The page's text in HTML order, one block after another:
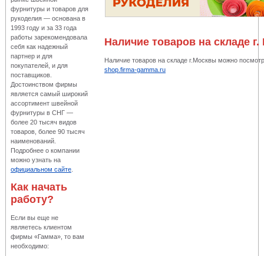
фурнитуры и товаров для
рукоделия — основана в
1993 году и за 33 года
работы зарекомендовала
себя как надежный
партнер и для
покупателей, и для
поставщиков.
Достоинством фирмы
является самый широкий
ассортимент швейной
фурнитуры в СНГ —
более 20 тысяч видов
товаров, более 90 тысяч
наименований.
Подробнее о компании
можно узнать на
официальном сайте
Как начать
работу?
Если вы еще не
являетесь клиентом
фирмы «Гамма», то вам
необходимо:
Наличие товаров на складе
Наличие товаров на складе г.Москвы можно
shop.firma-gamma.ru